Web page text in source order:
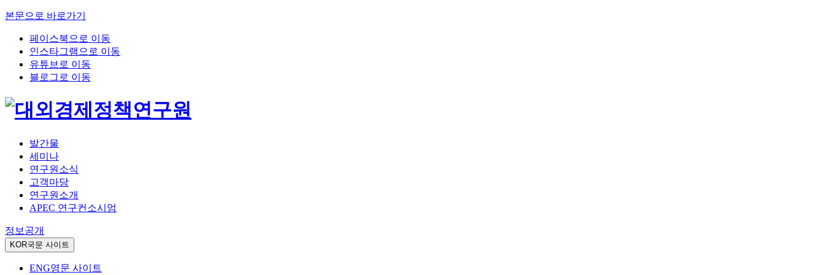
본문으로 바로가기
페이스북으로 이동
인스타그램으로 이동
유튜브로 이동
블로그로 이동
발간물
세미나
연구원소식
고객마당
연구원소개
APEC 연구컨소시엄
정보공개
KOR국문 사이트
ENG영문 사이트